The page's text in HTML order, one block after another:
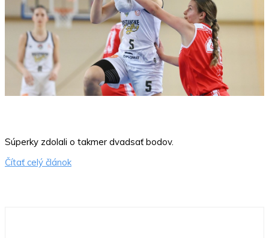
Súperky zdolali o takmer dvadsať bodov.
Čítať celý článok